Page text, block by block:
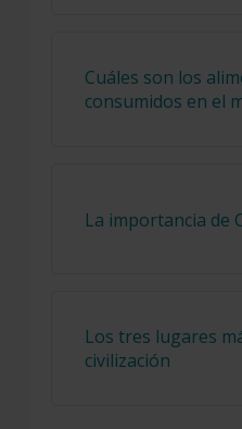
Cuáles son los
consumidos en el
La importancia de
Los tres lugares
civilización